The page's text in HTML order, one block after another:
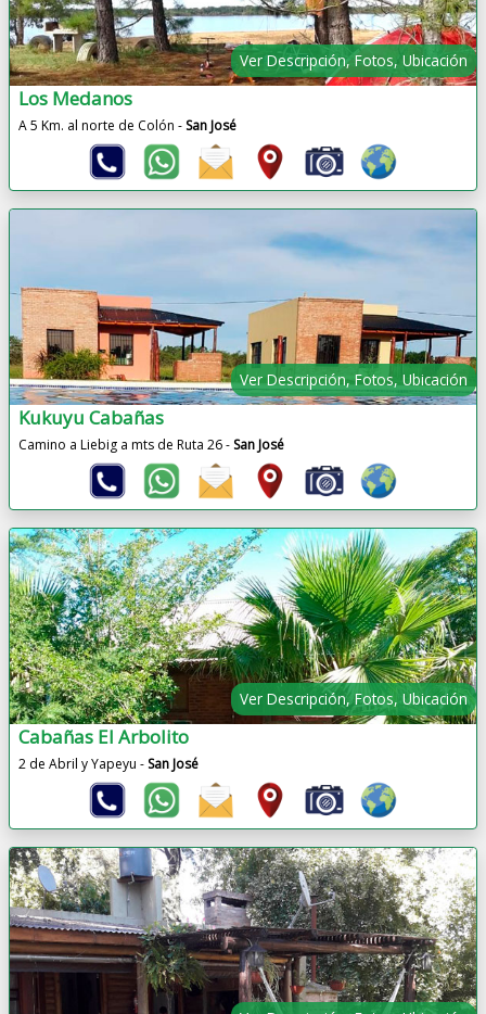
Ver Descripción, Fotos, Ubicación
Los Medanos
A 5 Km. al norte de Colón - San José
Ver Descripción, Fotos, Ubicación
Kukuyu Cabañas
Camino a Liebig a mts de Ruta 26 - San José
Ver Descripción, Fotos, Ubicación
Cabañas El Arbolito
2 de Abril y Yapeyu - San José